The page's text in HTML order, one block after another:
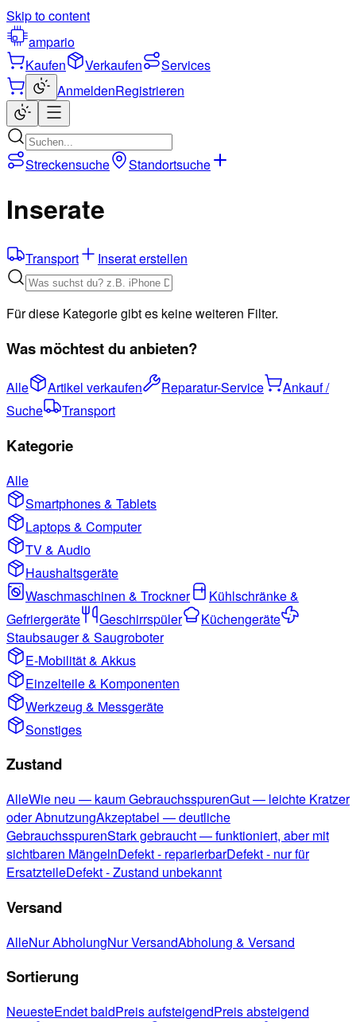
Skip to content
ampario
Kaufen
Verkaufen
Services
AnmeldenRegistrieren
Streckensuche Standortsuche
Inserate
Transport Inserat erstellen
Für diese Kategorie gibt es keine weiteren Filter.
Was möchtest du anbieten?
Alle Artikel verkaufen Reparatur-Service
Ankauf /
Suche
Transport
Kategorie
Alle
Smartphones & Tablets
Laptops & Computer
TV & Audio
Haushaltsgeräte
Waschmaschinen & Trockner
Kühlschränke &
Gefriergeräte
Geschirrspüler
Küchengeräte
Staubsauger & Saugroboter
E-Mobilität & Akkus
Einzelteile & Komponenten
Werkzeug & Messgeräte
Sonstiges
Zustand
AlleWie neu — kaum GebrauchsspurenGut — leichte Kratzer
oder AbnutzungAkzeptabel — deutliche
GebrauchsspurenStark gebraucht — funktioniert, aber mit
sichtbaren MängelnDefekt - reparierbarDefekt - nur für
ErsatzteileDefekt - Zustand unbekannt
Versand
AlleNur AbholungNur VersandAbholung & Versand
Sortierung
NeuesteEndet baldPreis aufsteigendPreis absteigend